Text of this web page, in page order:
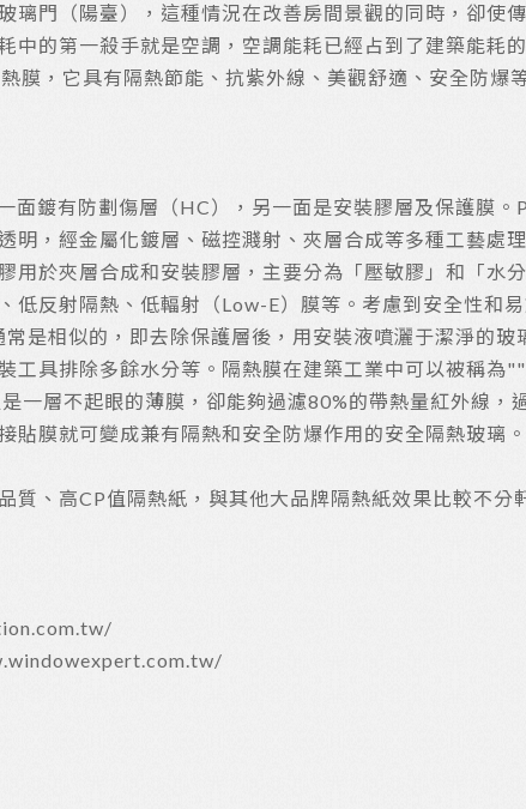
璃門（陽臺），這種情況在改善房間景觀的同時，卻使
中的第一殺手就是空調，空調能耗已經占到了建築能耗
膜，它具有隔熱節能、抗紫外線、美觀舒適、安全防爆
面鍍有防劃傷層（HC），另一面是安裝膠層及保護膜。
明，經金屬化鍍層、磁控濺射、夾層合成等多種工藝處
用於夾層合成和安裝膠層，主要分為「壓敏膠」和「水
低反射隔熱、低輻射（Low-E）膜等。考慮到安全性和
是相似的，即去除保護層後，用安裝液噴灑于潔淨的玻
工具排除多餘水分等。隔熱膜在建築工業中可以被稱為
一層不起眼的薄膜，卻能夠過濾80%的帶熱量紅外線，
貼膜就可變成兼有隔熱和安全防爆作用的安全隔熱玻璃。
質、高CP值隔熱紙，與其他大品牌隔熱紙效果比較不分